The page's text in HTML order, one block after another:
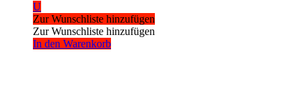
U
Zur Wunschliste hinzufügen
Zur Wunschliste hinzufügen
In den Warenkorb